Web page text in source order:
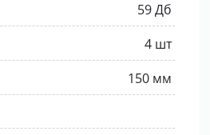
59 Дб
4 шт
150 мм